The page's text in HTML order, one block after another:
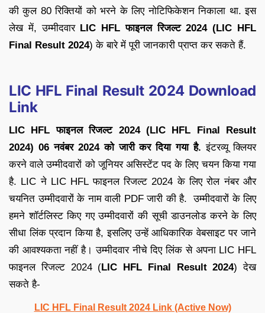
की कुल 80 रिक्तियों को भरने के लिए नोटिफिकेशन निकाला था. इस
लेख में, उम्मीदवार LIC HFLफाइनल रिजल्ट2024 (LIC HFL
Final Result 2024) के बारे में पूरी जानकारी प्राप्त कर सकते हैं.
LIC HFL Final Result 2024 Download
Link
LIC HFL फाइनल रिजल्ट 2024 (LIC HFL Final Result
2024) 06 नवंबर 2024 को जारी कर दिया गया है. इंटरव्यू क्लियर
करने वाले उम्मीदवारों को जूनियर असिस्टेंट पद के लिए चयन किया गया
है. LIC ने LIC HFL फाइनल रिजल्ट 2024 के लिए रोल नंबर और
चयनित उम्मीदवारों के नाम वाली PDF जारी की है. उम्मीदवारों के लिए
हमने शॉर्टलिस्ट किए गए उम्मीदवारों की सूची डाउनलोड करने के लिए
सीधा लिंक प्रदान किया है, इसलिए उन्हें आधिकारिक वेबसाइट पर जाने
की आवश्यकता नहीं है। उम्मीदवार नीचे दिए लिंक से अपना LIC HFL
फाइनल रिजल्ट 2024 (LIC HFL Final Result 2024) देख
सकते है-
LIC HFL Final Result 2024 Link (Active Now)